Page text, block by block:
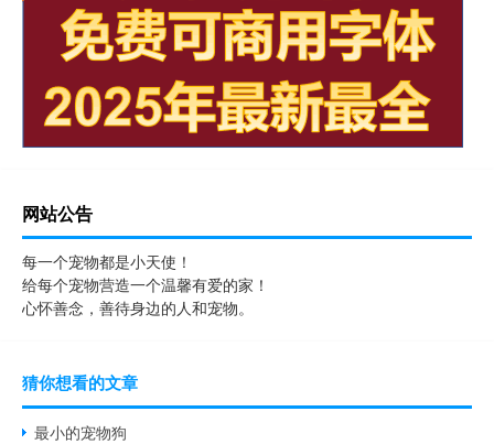
网站公告
每一个宠物都是小天使！
给每个宠物营造一个温馨有爱的家！
心怀善念，善待身边的人和宠物。
猜你想看的文章
最小的宠物狗